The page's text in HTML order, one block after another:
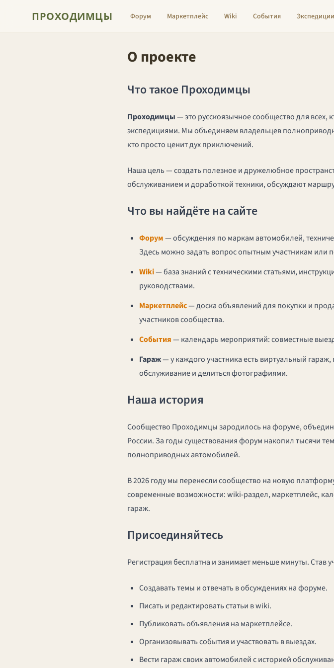
ПРОХОДИМЦЫ Форум Маркетплейс Wiki События Экспедиции
О проекте
Что такое Проходимцы
Проходимцы— это русскоязычное сообщество для
экспедициями. Мы объединяем владельцев
кто просто ценит дух приключений.
Наша цель — создать полезное и дружелюбное
обслуживанием и доработкой техники, обсуждают
Что вы найдёте на сайте
Форум— обсуждения по маркам автомобилей,
Здесь можно задать вопрос опытным участникам или
Wiki— база знаний с техническими статьями,
руководствами.
Маркетплейс— доска объявлений для покупки и
участников сообщества.
События— календарь мероприятий: совместные
Гараж— у каждого участника есть виртуальный
обслуживание и делиться фотографиями.
Наша история
Сообщество Проходимцы зародилось на форуме,
России. За годы существования форум накопил тысячи
полноприводных автомобилей.
В 2026 году мы перенесли сообщество на новую
современные возможности: wiki-раздел, маркетплейс,
гараж.
Присоединяйтесь
Регистрация бесплатна и занимает меньше минуты. Став
Создавать темы и отвечать в обсуждениях на форуме.
Писать и редактировать статьи в wiki.
Публиковать объявления на маркетплейсе.
Организовывать события и участвовать в выездах.
Вести гараж своих автомобилей с историей